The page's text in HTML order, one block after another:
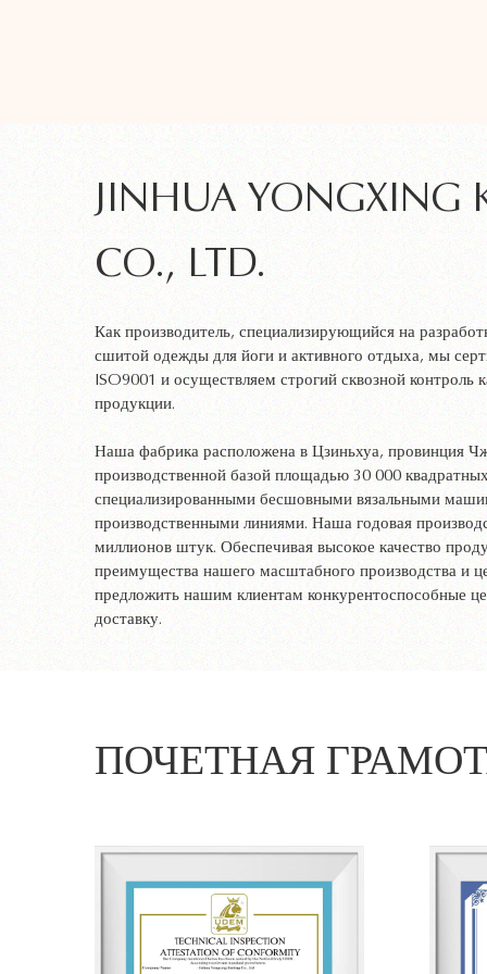
JINHUA YONGXING
CO., LTD.
Как производитель, специализирующийся на
сшитой одежды для йоги и активного отдыха, мы
ISO9001 и осуществляем строгий сквозной контроль
продукции.
Наша фабрика расположена в Цзиньхуа, провинция
производственной базой площадью 30 000
специализированными бесшовными вязальными
производственными линиями. Наша годовая
миллионов штук. Обеспечивая высокое качество
преимущества нашего масштабного производства и
предложить нашим клиентам конкурентоспособные
доставку.
ПОЧЕТНАЯ